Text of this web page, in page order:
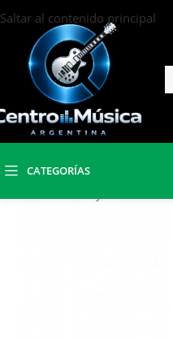
Saltar al contenido principal
CATEGORÍAS